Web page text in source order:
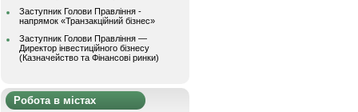
Заступник Голови Правління -
напрямок «Транзакційний бізнес»
Заступник Голови Правління —
Директор інвестиційного бізнесу
(Казначейство та Фінансові ринки)
Робота в містах